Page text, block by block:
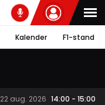
Kalender F1-stand
22 aug. 2026 14:00 - 15:00